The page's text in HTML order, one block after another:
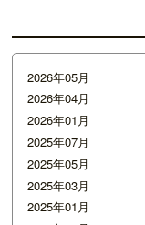
2026年05月
2026年04月
2026年01月
2025年07月
2025年05月
2025年03月
2025年01月